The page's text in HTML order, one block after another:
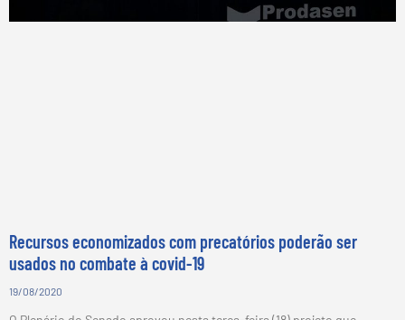
Recursos economizados com precatórios poderão ser
usados no combate à covid-19
19/08/2020